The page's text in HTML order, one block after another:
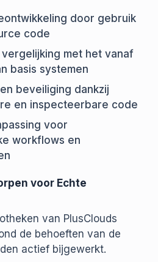
door gebruik
code
met het vanaf
basis systemen
beveiliging dankzij
en inspecteerbare code
voor
workflows en
voor Echte
van PlusClouds
de behoeften van de
actief bijgewerkt.